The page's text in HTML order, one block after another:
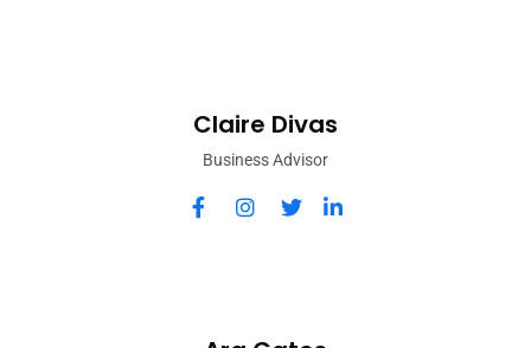
Claire Divas
Business Advisor